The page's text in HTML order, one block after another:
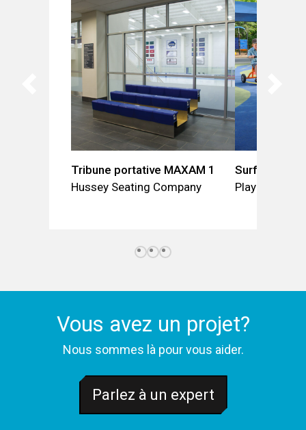
Tribune portative MAXAM 1
Hussey Seating Company
Surface
Playrite
Vous avez un projet?
Nous sommes là pour vous aider.
Parlez à un expert